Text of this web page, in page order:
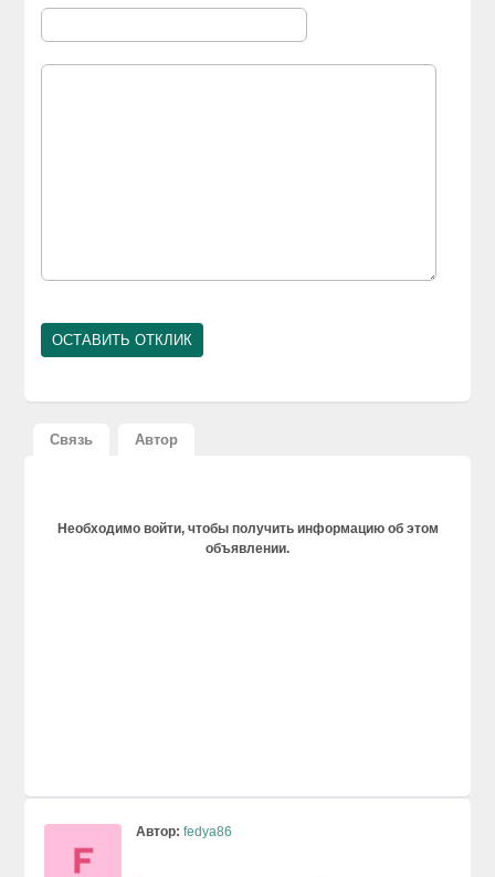
Связь Автор
Необходимо войти, чтобы получить информацию об этом
объявлении.
Автор: fedya86